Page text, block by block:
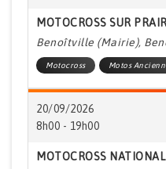
MOTOCROSS SUR
Benoîtville (Mairie),
Motocross Motos
20/09/2026
8h00 - 19h00
MOTOCROSS